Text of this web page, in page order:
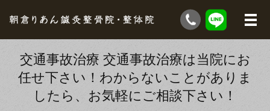
交通事故治療 交通事故治療は当院にお
任せ下さい！わからないことがありま
したら、お気軽にご相談下さい！